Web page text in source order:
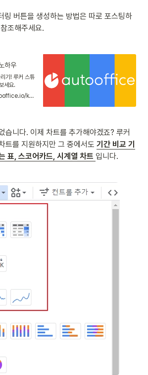
링 버튼을 생성하는 방법은 따로 포스팅하
조해주세요.
하우
기! 루커 스튜
세요.
https://www.autooffice.io/knowhow/how-to-create-filtering-button-in-lookerstudio
습니다. 이제 차트를 추가해야겠죠? 루커
트를 지원하지만 그 중에서도 기간 비교 기
표, 스코어카드, 시계열 차트 입니다.